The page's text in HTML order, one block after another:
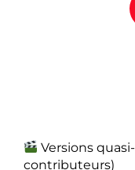
Versions
contributeurs)